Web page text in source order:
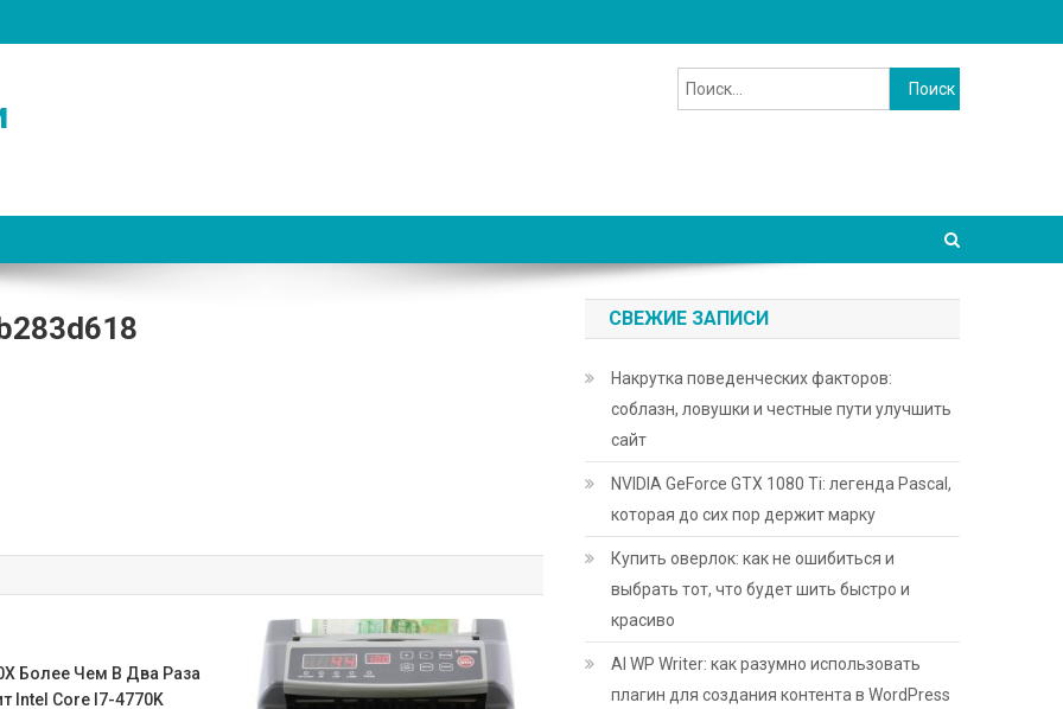
Найти:
Более Чем В Два Раза
Intel Core I7-4770K
СВЕЖИЕ ЗАПИСИ
Накрутка поведенческих факторов:
соблазн, ловушки и честные пути улучшить
сайт
NVIDIA GeForce GTX 1080 Ti: легенда Pascal,
которая до сих пор держит марку
Купить оверлок: как не ошибиться и
выбрать тот, что будет шить быстро и
красиво
AI WP Writer: как разумно использовать
плагин для создания контента в WordPress